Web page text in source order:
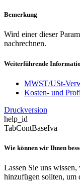
Bemerkung
Wird einer dieser
nachrechnen.
Weiterführende
MWST/USt-
Kosten- und
Druckversion
help_id
TabContBaseIva
Wie können wir Ihnen
Lassen Sie uns
hinzufügen sollten, um